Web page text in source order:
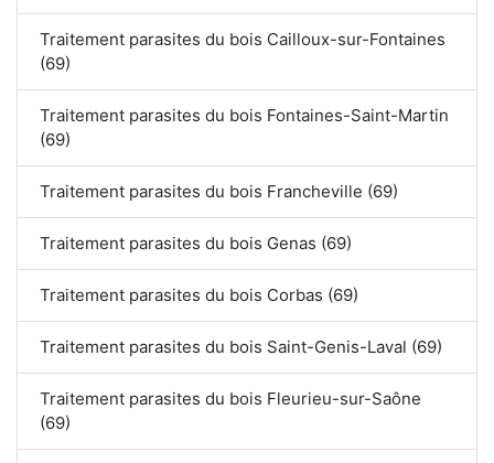
Traitement parasites du bois Cailloux-sur-Fontaines
(69)
Traitement parasites du bois Fontaines-Saint-Martin
(69)
Traitement parasites du bois Francheville (69)
Traitement parasites du bois Genas (69)
Traitement parasites du bois Corbas (69)
Traitement parasites du bois Saint-Genis-Laval (69)
Traitement parasites du bois Fleurieu-sur-Saône
(69)